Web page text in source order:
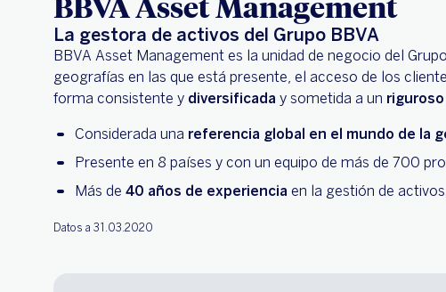
La gestora de activos del Grupo BBVA
BBVA Asset Management es la unidad de negocio del
geografías en las que está presente, el acceso de los
forma consistente y diversificada y sometida a un
Considerada una referencia global en el mundo de la
Presente en 8 países y con un equipo de más de 700
Más de 40 años de experiencia en la gestión de activos.
Datos a 31.03.2020